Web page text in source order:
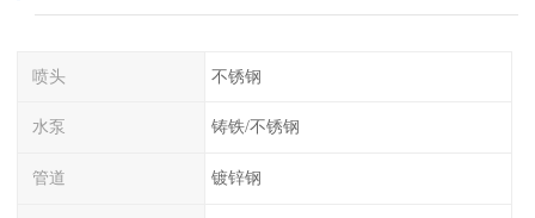
喷头 不锈钢
水泵 铸铁/不锈钢
管道 镀锌钢